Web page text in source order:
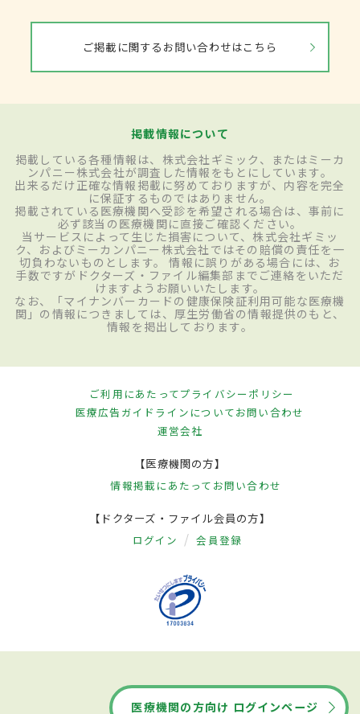
ご掲載に関するお問い合わせはこちら
掲載情報について
掲載している各種情報は、株式会社ギミック、またはミーカ
ンパニー株式会社が調査した情報をもとにしています。
出来るだけ正確な情報掲載に努めておりますが、内容を完全
に保証するものではありません。
掲載されている医療機関へ受診を希望される場合は、事前に
必ず該当の医療機関に直接ご確認ください。
当サービスによって生じた損害について、株式会社ギミッ
ク、およびミーカンパニー株式会社ではその賠償の責任を一
切負わないものとします。 情報に誤りがある場合には、お
手数ですがドクターズ・ファイル編集部までご連絡をいただ
けますようお願いいたします。
なお、「マイナンバーカードの健康保険証利用可能な医療機
関」の情報につきましては、厚生労働省の情報提供のもと、
情報を掲出しております。
ご利用にあたってプライバシーポリシー
医療広告ガイドラインについてお問い合わせ
運営会社
【医療機関の方】
情報掲載にあたって お問い合わせ
【ドクターズ・ファイル会員の方】
ログイン 会員登録
医療機関の方向け ログインページ